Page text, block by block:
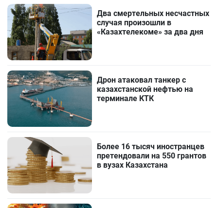
Два смертельных несчастных
случая произошли в
«Казахтелекоме» за два дня
Дрон атаковал танкер с
казахстанской нефтью на
терминале КТК
Более 16 тысяч иностранцев
претендовали на 550 грантов
в вузах Казахстана